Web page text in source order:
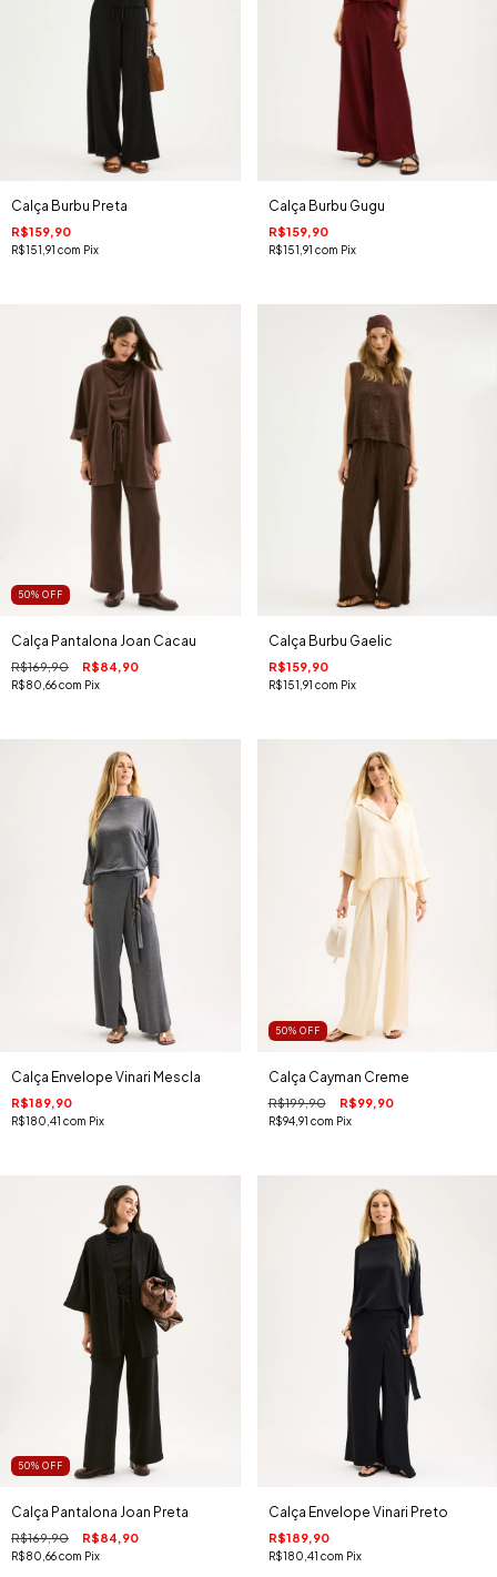
Calça Burbu Preta
R$159,90
R$151,91 com Pix
Calça Burbu Gugu
R$159,90
R$151,91 com Pix
50% OFF
Calça Pantalona Joan Cacau
R$169,90 R$84,90
R$80,66com Pix
Calça Burbu Gaelic
R$159,90
R$151,91 com Pix
Calça Envelope Vinari Mescla
R$189,90
R$180,41 com Pix
50% OFF
Calça Cayman Creme
R$199,90 R$99,90
R$94,91 com Pix
50% OFF
Calça Pantalona Joan Preta
R$169,90 R$84,90
R$80,66com Pix
Calça Envelope Vinari Preto
R$189,90
R$180,41 com Pix